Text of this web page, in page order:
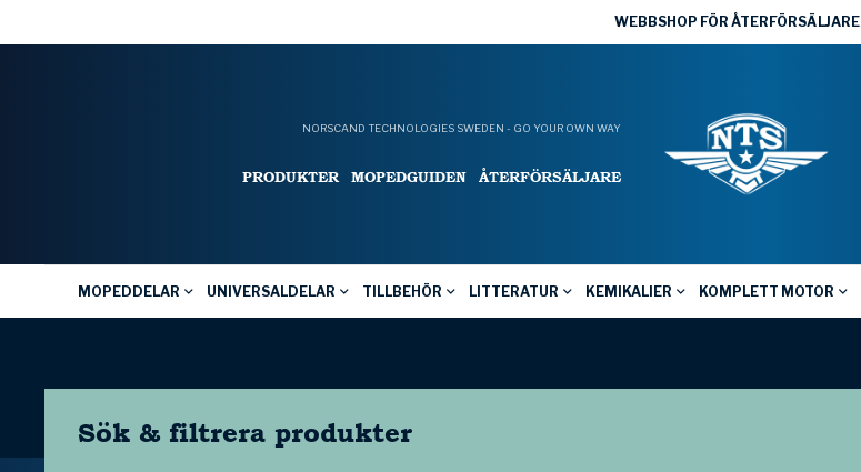
WEBBSHOP FÖR ÅTERFÖRSÄLJARE
NORSCAND TECHNOLOGIES SWEDEN - GO YOUR OWN WAY
PRODUKTER MOPEDGUIDEN ÅTERFÖRSÄLJARE
MOPEDDELAR UNIVERSALDELAR TILLBEHÖR LITTERATUR KEMIKALIER KOMPLETT MOTOR
Sök & filtrera produkter